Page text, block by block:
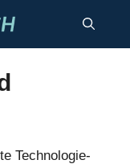
Technologie-